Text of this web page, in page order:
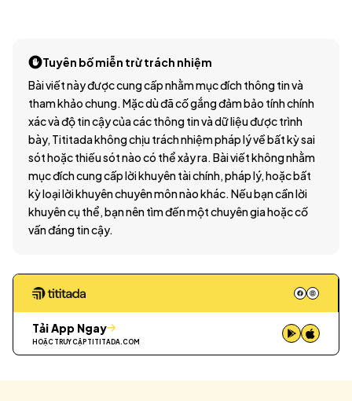
Tuyên bố miễn trừ trách nhiệm
Bài viết này được cung cấp nhằm mục đích thông tin và
tham khảo chung. Mặc dù đã cố gắng đảm bảo tính chính
xác và độ tin cậy của các thông tin và dữ liệu được trình
bày, Tititada không chịu trách nhiệm pháp lý về bất kỳ sai
sót hoặc thiếu sót nào có thể xảy ra. Bài viết không nhằm
mục đích cung cấp lời khuyên tài chính, pháp lý, hoặc bất
kỳ loại lời khuyên chuyên môn nào khác. Nếu bạn cần lời
khuyên cụ thể, bạn nên tìm đến một chuyên gia hoặc cố
vấn đáng tin cậy.
Tải App Ngay
HOẶC TRUY CẬP TITITADA.COM